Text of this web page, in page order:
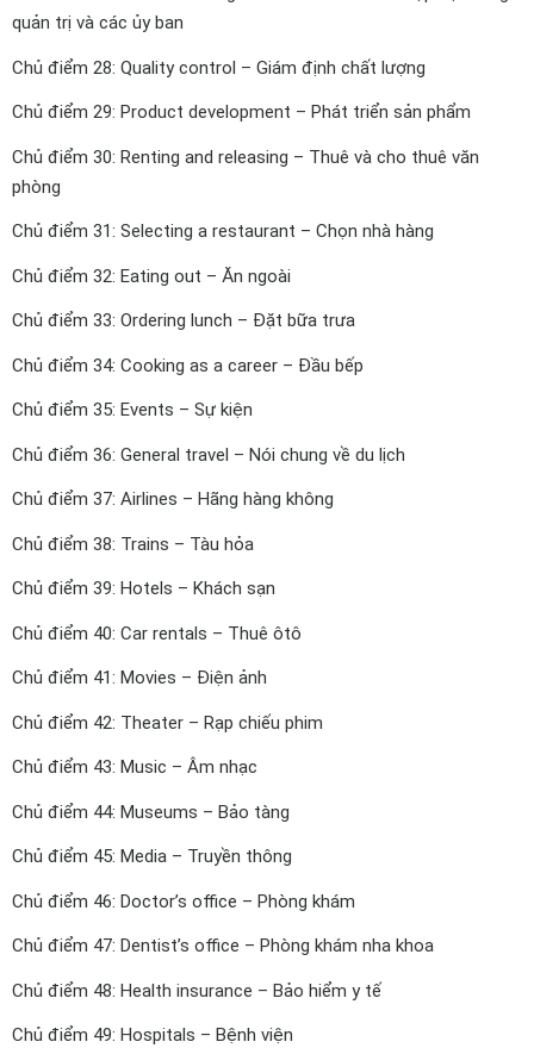
quản trị và các ủy ban
Chủ điểm 28: Quality control – Giám định chất lượng
Chủ điểm 29: Product development – Phát triển sản phẩm
Chủ điểm 30: Renting and releasing – Thuê và cho thuê văn
phòng
Chủ điểm 31: Selecting a restaurant – Chọn nhà hàng
Chủ điểm 32: Eating out – Ăn ngoài
Chủ điểm 33: Ordering lunch – Đặt bữa trưa
Chủ điểm 34: Cooking as a career – Đầu bếp
Chủ điểm 35: Events – Sự kiện
Chủ điểm 36: General travel – Nói chung về du lịch
Chủ điểm 37: Airlines – Hãng hàng không
Chủ điểm 38: Trains – Tàu hỏa
Chủ điểm 39: Hotels – Khách sạn
Chủ điểm 40: Car rentals – Thuê ôtô
Chủ điểm 41: Movies – Điện ảnh
Chủ điểm 42: Theater – Rạp chiếu phim
Chủ điểm 43: Music – Âm nhạc
Chủ điểm 44: Museums – Bảo tàng
Chủ điểm 45: Media – Truyền thông
Chủ điểm 46: Doctor’s office – Phòng khám
Chủ điểm 47: Dentist’s office – Phòng khám nha khoa
Chủ điểm 48: Health insurance – Bảo hiểm y tế
Chủ điểm 49: Hospitals – Bệnh viện